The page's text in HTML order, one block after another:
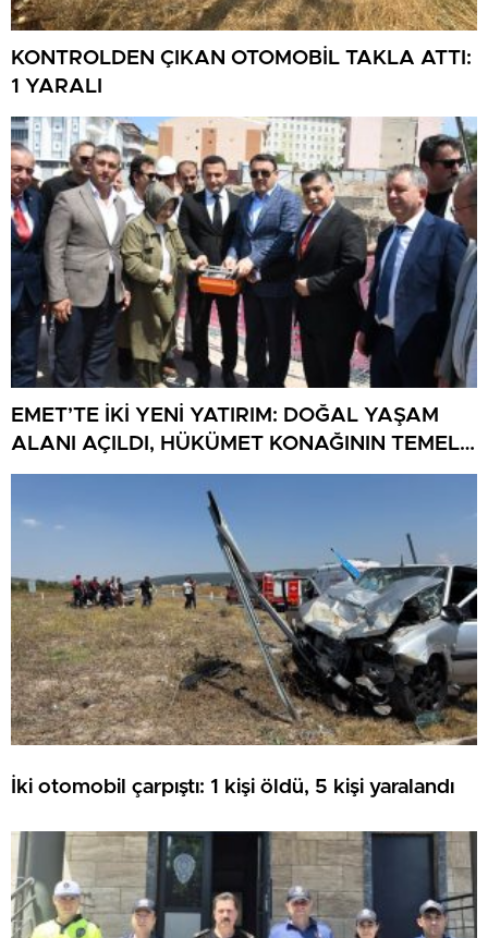
KONTROLDEN ÇIKAN OTOMOBİL TAKLA ATTI:
1 YARALI
EMET’TE İKİ YENİ YATIRIM: DOĞAL YAŞAM
ALANI AÇILDI, HÜKÜMET KONAĞININ TEMELİ
ATILDI
İki otomobil çarpıştı: 1 kişi öldü, 5 kişi yaralandı